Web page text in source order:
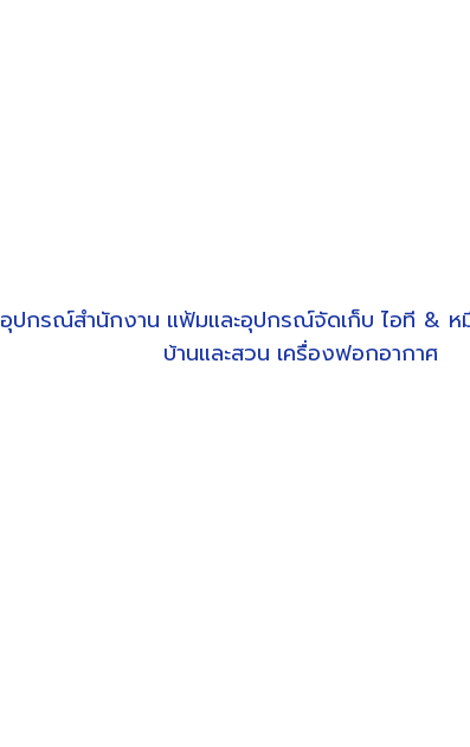
อุปกรณ์สำนักงาน แฟ้มและอุปกรณ์จัดเก็บ ไอที &
บ้านและสวน เครื่องฟอกอากาศ